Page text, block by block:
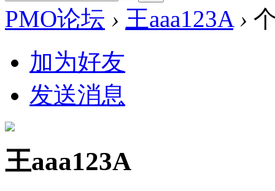
PMO论坛 › 王aaa123A ›
加为好友
发送消息
王aaa123A